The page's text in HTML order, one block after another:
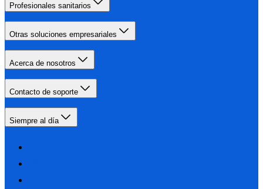
Profesionales sanitarios
Otras soluciones empresariales
Acerca de nosotros
Contacto de soporte
Siempre al día